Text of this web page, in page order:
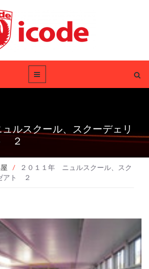
ルスクール、スクーデェリ
２
/
２０１１年 ニュルスクール、スク
アト ２